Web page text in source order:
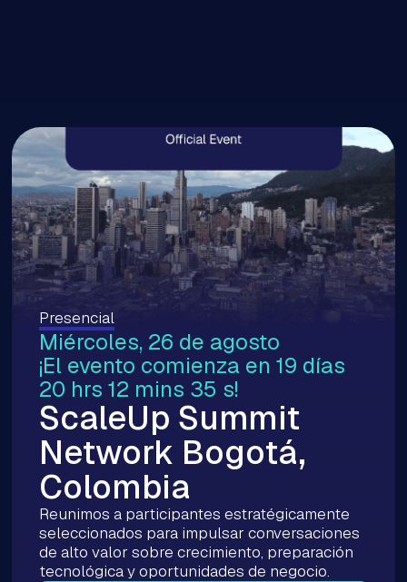
Presencial
Miércoles, 26 de agosto
¡El evento comienza en 19 días
20 hrs 12 mins 34 s!
ScaleUp Summit
Network Bogotá,
Colombia
Reunimos a participantes estratégicamente
seleccionados para impulsar conversaciones
de alto valor sobre crecimiento, preparación
tecnológica y oportunidades de negocio.